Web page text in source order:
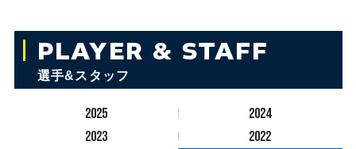
PLAYER & STAFF
選手&スタッフ
2025
2024
2023
2022